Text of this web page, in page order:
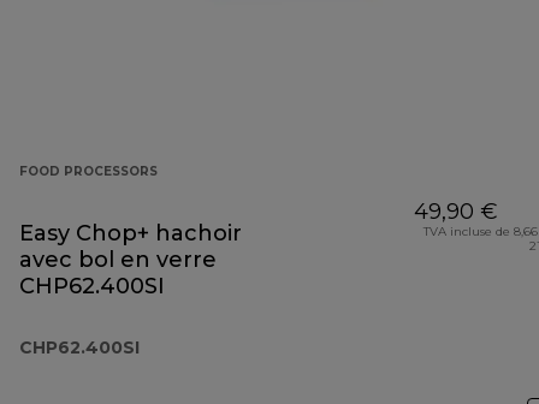
FOOD PROCESSORS
Easy Chop+ hachoir
avec bol en verre
CHP62.400SI
CHP62.400SI
49,90 €
TVA incluse de